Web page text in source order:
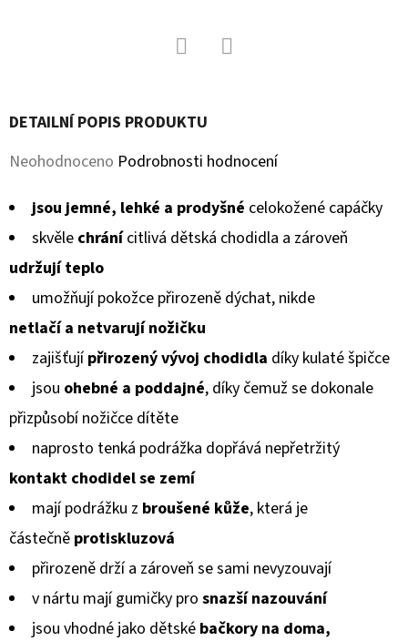
DETAILNÍ POPIS PRODUKTU
Průměrné
produktu
0,0
5
hvězdiček.
Neohodnoceno Podrobnosti hodnocení
jsou jemné, lehké a prodyšné celokožené capáčky
skvěle chránícitlivá dětská chodidla a zároveň
udržují teplo
umožňují pokožce přirozeně dýchat, nikde
netlačí a netvarujínožičku
zajišťujípřirozený vývoj chodidla díky kulaté špičce
jsou ohebné a poddajné, díky čemuž se dokonale
přizpůsobínožičce dítěte
naprosto tenká podrážka dopřává nepřetržitý
kontakt chodidelse zemí
mají podrážku z broušené kůže, která je
částečně protiskluzová
přirozeně drží a zároveň se sami nevyzouvají
v nártu mají gumičky pro snazší nazouvání
jsou vhodné jako dětské bačkory na doma,
J
E
M
SOFTSHELLOVÉ
CAPÁČKY
S
BERÁNKEM
ČERNÉ
S
BRZDIČKOU
380
Původně:
430
Kč